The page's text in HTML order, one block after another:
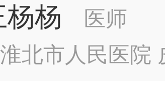
杨杨
医师
淮北市人民医院